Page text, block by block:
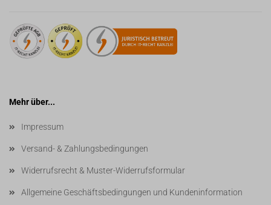
Mehr über...
Impressum
Versand- & Zahlungsbedingungen
Widerrufsrecht & Muster-Widerrufsformular
Allgemeine Geschäftsbedingungen und Kundeninformation